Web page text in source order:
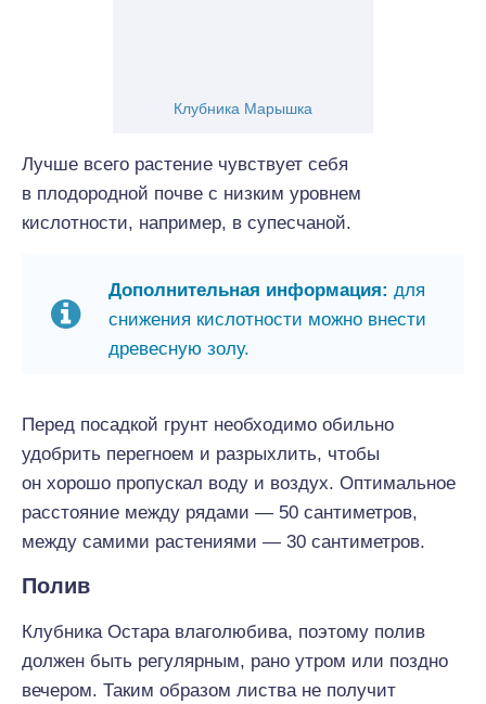
Клубника Марышка
Лучше всего растение чувствует себя
в плодородной почве с низким уровнем
кислотности, например, в супесчаной.
Дополнительная информация: для
снижения кислотности можно внести
древесную золу.
Перед посадкой грунт необходимо обильно
удобрить перегноем и разрыхлить, чтобы
он хорошо пропускал воду и воздух. Оптимальное
расстояние между рядами — 50 сантиметров,
между самими растениями — 30 сантиметров.
Полив
Клубника Остара влаголюбива, поэтому полив
должен быть регулярным, рано утром или поздно
вечером. Таким образом листва не получит